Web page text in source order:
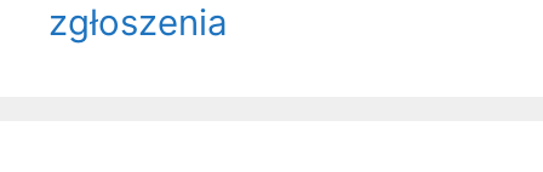
zgłoszenia